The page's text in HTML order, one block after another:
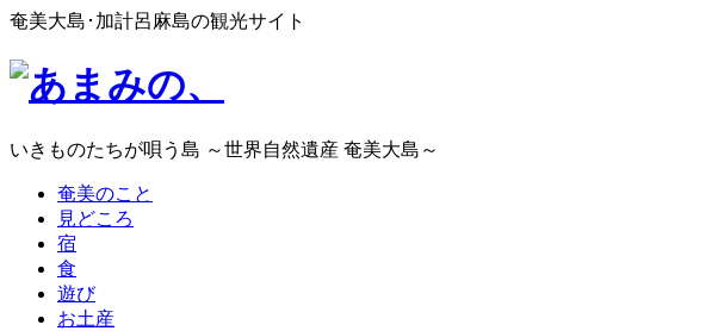
奄美大島･加計呂麻島の観光サイト
いきものたちが唄う島 ～世界自然遺産 奄美大島～
奄美のこと
見どころ
宿
食
遊び
お土産